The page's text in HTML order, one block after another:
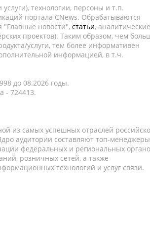
технологии, персоны и т.п.
портала CNews. Обрабатываются
"Главные новости", статьи, аналитические
проектов). Таким образом, чем
услуги, тем более информативен
информацией, в т.ч.
до 08.2026 годы.
- 724413.
из самых успешных отраслей
аудитории составляют топ-
федеральных и региональных
розничных сетей, а также
технологий и услуг связи.